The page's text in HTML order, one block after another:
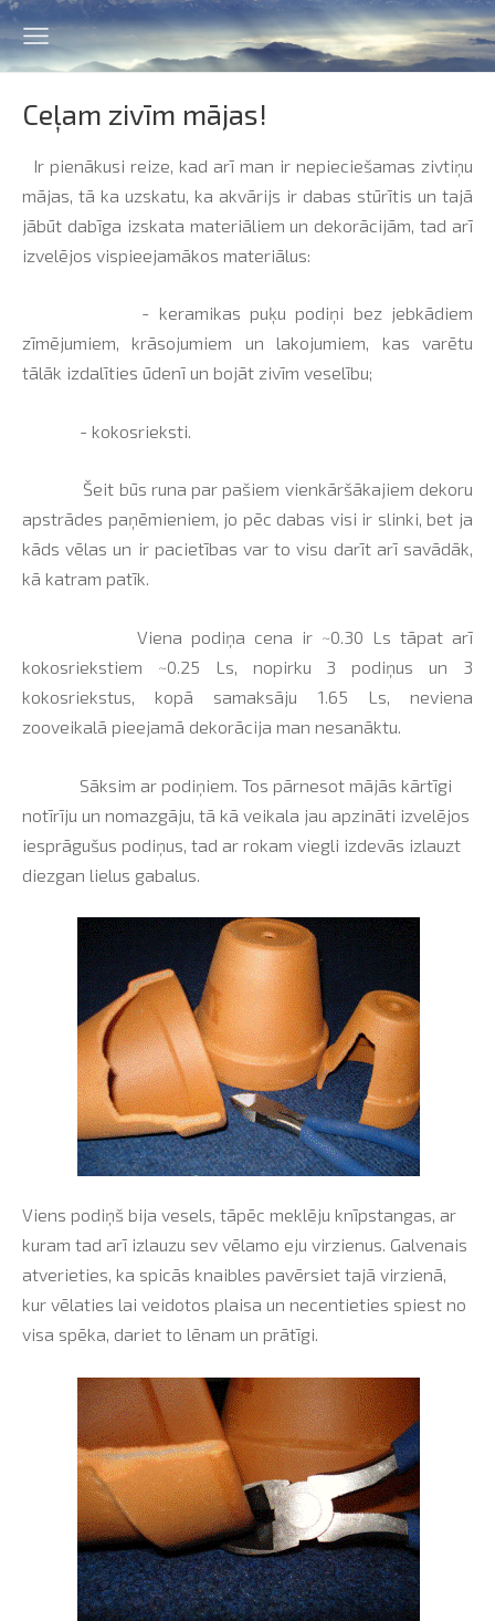
Ceļam zivīm mājas!
Ir pienākusi reize, kad arī man ir nepieciešamas zivtiņu
mājas, tā ka uzskatu, ka akvārijs ir dabas stūrītis un tajā
jābūt dabīga izskata materiāliem un dekorācijām, tad arī
izvelējos vispieejamākos materiālus:
- keramikas puķu podiņi bez jebkādiem
zīmējumiem, krāsojumiem un lakojumiem, kas varētu
tālāk izdalīties ūdenī un bojāt zivīm veselību;
- kokosrieksti.
Šeit būs runa par pašiem vienkāršākajiem dekoru
apstrādes paņēmieniem, jo pēc dabas visi ir slinki, bet ja
kāds vēlas un ir pacietības var to visu darīt arī savādāk,
kā katram patīk.
Viena podiņa cena ir ~0.30 Ls tāpat arī
kokosriekstiem ~0.25 Ls, nopirku 3 podiņus un 3
kokosriekstus, kopā samaksāju 1.65 Ls, neviena
zooveikalā pieejamā dekorācija man nesanāktu.
Sāksim ar podiņiem. Tos pārnesot mājās kārtīgi
notīrīju un nomazgāju, tā kā veikala jau apzināti izvelējos
iesprāgušus podiņus, tad ar rokam viegli izdevās izlauzt
diezgan lielus gabalus.
Viens podiņš bija vesels, tāpēc meklēju knīpstangas, ar
kuram tad arī izlauzu sev vēlamo eju virzienus. Galvenais
atverieties, ka spicās knaibles pavērsiet tajā virzienā,
kur vēlaties lai veidotos plaisa un necentieties spiest no
visa spēka, dariet to lēnam un prātīgi.